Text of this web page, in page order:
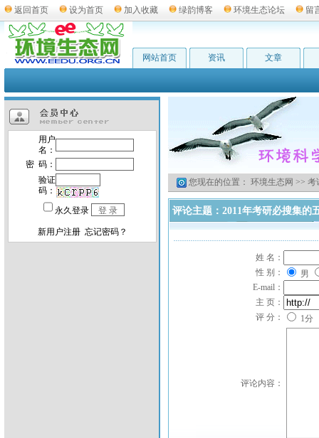
返回首页 设为首页 加入收藏 绿韵博客 环境生态论坛 留
网站首页 资讯 文章
您现在的位置： 环境生态网 >> 考
评论主题：2011年考研必搜集的
姓 名：
性 别：
男
E-mail：
主 页：
评 分：
1分
评论内容：